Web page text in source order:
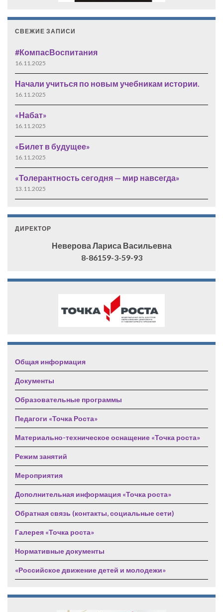
СВЕЖИЕ ЗАПИСИ
#КомпасВоспитания
16.11.2025
Начали учиться по новым учебникам истории.
16.11.2025
«Набат»
16.11.2025
«Билет в будущее»
16.11.2025
«Толерантность сегодня — мир навсегда»
13.11.2025
ДИРЕКТОР
Неверова Лариса Васильевна
8-86159-3-59-93
Общая информация
Документы
Образовательные программы
Педагоги «Точка Роста»
Материально-техническое оснащение «Точка роста»
Режим занятий
Мероприятия
Дополнительная информация «Точка роста»
Обратная связь (контакты, социальные сети)
Галерея «Точка роста»
Нормативные документы
«Российское движение детей и молодежи»